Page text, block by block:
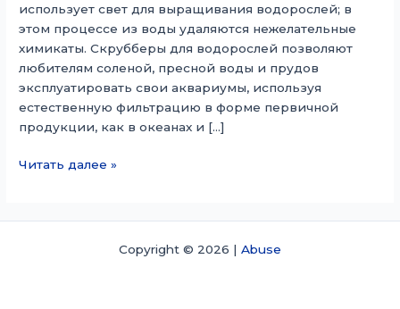
использует свет для выращивания водорослей; в
этом процессе из воды удаляются нежелательные
химикаты. Скрубберы для водорослей позволяют
любителям соленой, пресной воды и прудов
эксплуатировать свои аквариумы, используя
естественную фильтрацию в форме первичной
продукции, как в океанах и […]
Очиститель
Читать далее »
Copyright © 2026 | Abuse